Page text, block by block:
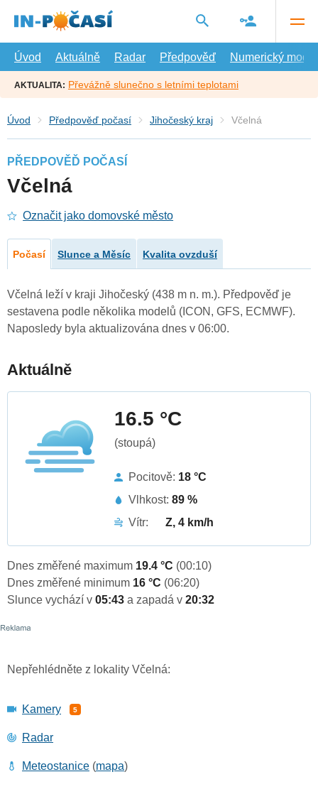
hlavní
Úvod
Aktuálně Radar Předpověď Numerický model
AKTUALITA: Převážně slunečno s letními teplotami
Úvod Předpověď počasí Jihočeský kraj Včelná
PŘEDPOVĚĎ POČASÍ
Včelná
Označit jako domovské město
Počasí Slunce a Měsíc Kvalita ovzduší
Včelná leží v kraji Jihočeský (438 m n. m.). Předpověď je
sestavena podle několika modelů (ICON, GFS, ECMWF).
Naposledy byla aktualizována dnes v 06:00.
Aktuálně
16.5 °C
(stoupá)
Pocitově: 18 °C
Vlhkost: 89 %
Vítr:
Z, 4 km/h
Dnes změřené maximum 19.4 °C (00:10)
Dnes změřené minimum 16 °C (06:20)
Slunce vychází v 05:43 a zapadá v 20:32
Nepřehlédněte z lokality Včelná:
Kamery 5
Radar
Meteostanice (mapa)